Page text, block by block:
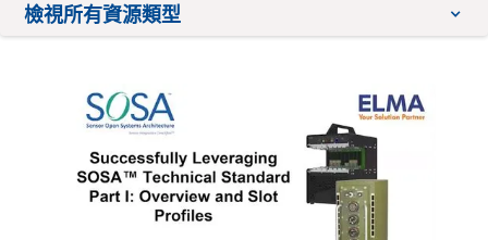
檢視所有資源類型